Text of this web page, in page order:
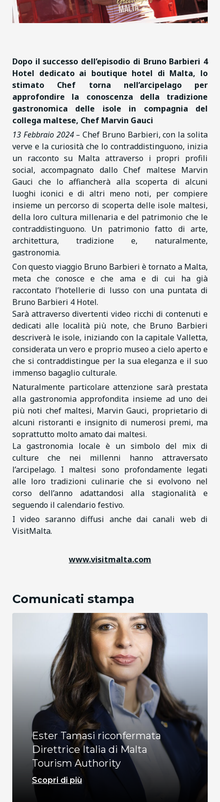
Dopo il successo dell’episodio di Bruno Barbieri 4
Hotel dedicato ai boutique hotel di Malta, lo
stimato Chef torna nell’arcipelago per
approfondire la conoscenza della tradizione
gastronomica delle isole in compagnia del
collega maltese, Chef Marvin Gauci
13 Febbraio 2024 –Chef Bruno Barbieri, con la solita
verve e la curiosità che lo contraddistinguono, inizia
un racconto su Malta attraverso i propri profili
social, accompagnato dallo Chef maltese Marvin
Gauci che lo affiancherà alla scoperta di alcuni
luoghi iconici e di altri meno noti, per compiere
insieme un percorso di scoperta delle isole maltesi,
della loro cultura millenaria e del patrimonio che le
contraddistinguono. Un patrimonio fatto di arte,
architettura, tradizione e, naturalmente,
gastronomia.
Con questo viaggio Bruno Barbieri è tornato a Malta,
meta che conosce e che ama e di cui ha già
raccontato l’hotellerie di lusso con una puntata di
Bruno Barbieri 4 Hotel.
Sarà attraverso divertenti video ricchi di contenuti e
dedicati alle località più note, che Bruno Barbieri
descriverà le isole, iniziando con la capitale Valletta,
considerata un vero e proprio museo a cielo aperto e
che si contraddistingue per la sua eleganza e il suo
immenso bagaglio culturale.
Naturalmente particolare attenzione sarà prestata
alla gastronomia approfondita insieme ad uno dei
più noti chef maltesi, Marvin Gauci, proprietario di
alcuni ristoranti e insignito di numerosi premi, ma
soprattutto molto amato dai maltesi.
La gastronomia locale è un simbolo del mix di
culture che nei millenni hanno attraversato
l’arcipelago. I maltesi sono profondamente legati
alle loro tradizioni culinarie che si evolvono nel
corso dell’anno adattandosi alla stagionalità e
seguendo il calendario festivo.
I video saranno diffusi anche dai canali web di
VisitMalta.
www.visitmalta.com
Comunicati stampa
Ester Tamasi riconfermata
Direttrice Italia di Malta
Tourism Authority
Scopri di più